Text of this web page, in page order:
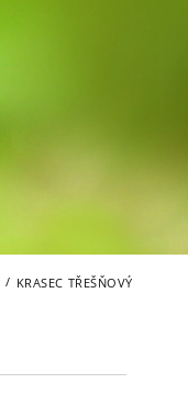
/ KRASEC TŘEŠŇOVÝ